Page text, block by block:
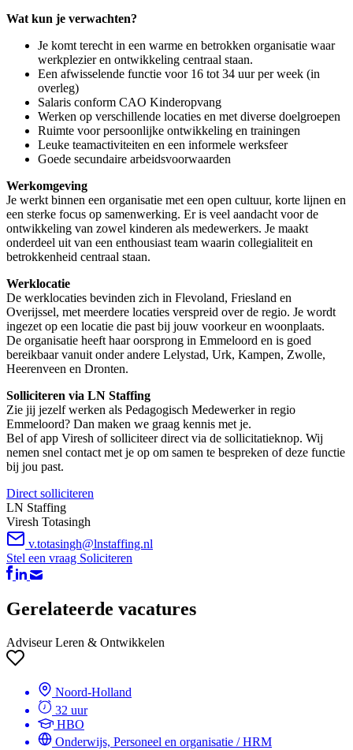
Wat kun je verwachten?
Je komt terecht in een warme en betrokken organisatie waar
werkplezier en ontwikkeling centraal staan.
Een afwisselende functie voor 16 tot 34 uur per week (in
overleg)
Salaris conform CAO Kinderopvang
Werken op verschillende locaties en met diverse doelgroepen
Ruimte voor persoonlijke ontwikkeling en trainingen
Leuke teamactiviteiten en een informele werksfeer
Goede secundaire arbeidsvoorwaarden
Werkomgeving
Je werkt binnen een organisatie met een open cultuur, korte lijnen en
een sterke focus op samenwerking. Er is veel aandacht voor de
ontwikkeling van zowel kinderen als medewerkers. Je maakt
onderdeel uit van een enthousiast team waarin collegialiteit en
betrokkenheid centraal staan.
Werklocatie
De werklocaties bevinden zich in Flevoland, Friesland en
Overijssel, met meerdere locaties verspreid over de regio. Je wordt
ingezet op een locatie die past bij jouw voorkeur en woonplaats.
De organisatie heeft haar oorsprong in Emmeloord en is goed
bereikbaar vanuit onder andere Lelystad, Urk, Kampen, Zwolle,
Heerenveen en Dronten.
Solliciteren via LN Staffing
Zie jij jezelf werken als Pedagogisch Medewerker in regio
Emmeloord? Dan maken we graag kennis met je.
Bel of app Viresh of solliciteer direct via de sollicitatieknop. Wij
nemen snel contact met je op om samen te bespreken of deze functie
bij jou past.
Direct solliciteren
LN Staffing
Viresh Totasingh
v.totasingh@lnstaffing.nl
Stel een vraag Soliciteren
Gerelateerde vacatures
Adviseur Leren & Ontwikkelen
Noord-Holland
32 uur
HBO
Onderwijs, Personeel en organisatie / HRM